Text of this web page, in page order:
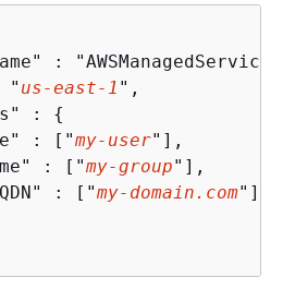
:
"
us-east-1 ",
:
{
: ["
my-user"],
: ["
my-group"],
: ["
my-domain.com"]